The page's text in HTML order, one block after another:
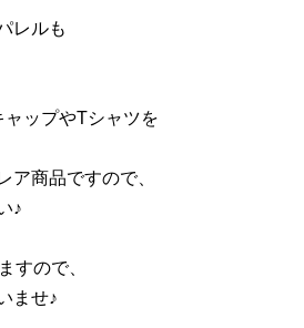
レルも
ップやTシャツを
ア商品ですので、
♪
すので、
ませ♪